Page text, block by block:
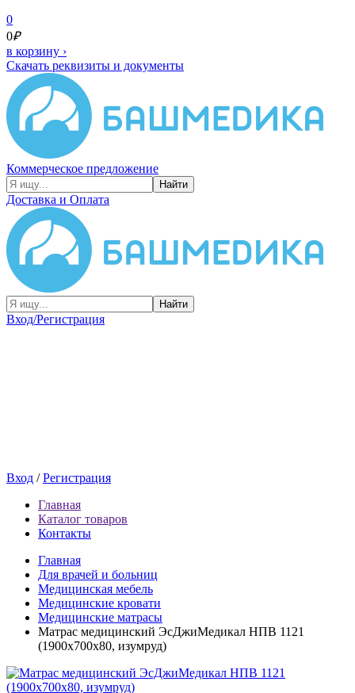
0
0₽
в корзину ›
Скачать реквизиты и документы
Коммерческое предложение
Найти
Доставка и Оплата
Найти
Вход/Регистрация
Вход /Регистрация
Главная
Каталог товаров
Контакты
Главная
Для врачей и больниц
Медицинская мебель
Медицинские кровати
Медицинские матрасы
Матрас медицинский ЭсДжиМедикал НПВ 1121
(1900x700x80, изумруд)